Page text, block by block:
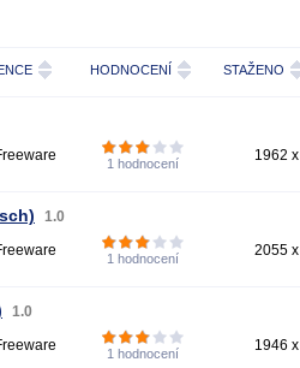
HODNOCENÍ STAŽENO
1 hodnocení 1962 x
1.0
1 hodnocení 2055 x
1.0
1 hodnocení 1946 x